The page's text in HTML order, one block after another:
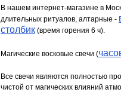
В нашем интернет-магазине в
длительных ритуалов, алтарные -
столбик (время горения 6 ч).
Магические восковые свечи (
Все свечи являются полностью
чистой от магических влияний